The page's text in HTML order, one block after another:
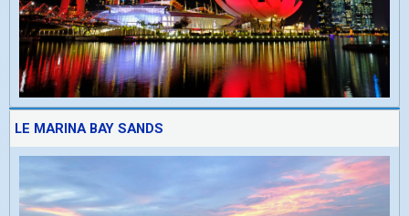
LE MARINA BAY SANDS